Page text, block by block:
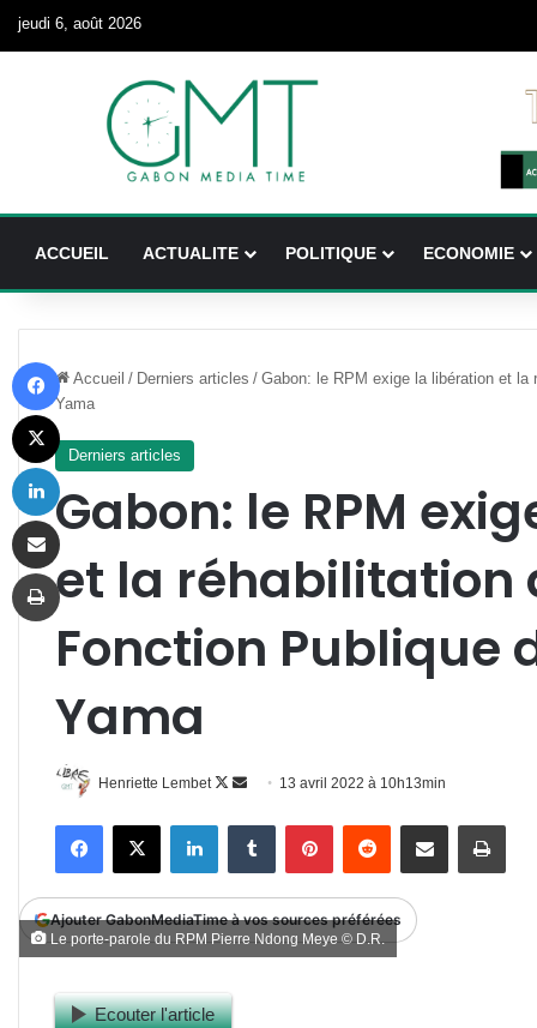
jeudi 6, août 2026
ACCUEIL ACTUALITE POLITIQUE ECONOMIE
Accueil / Derniers articles / Gabon: le RPM exige la libération et
Yama
Derniers articles
Gabon: le RPM
et la réhabilitation
Fonction Publique
Yama
Henriette Lembet
Follow
Envoyer
courriel
13 avril 2022 à 10h13min
FacebookX LinkedinTumblr PinterestReddit Partager par email
Ajouter GabonMediaTime à vos sources préférées
Le porte-parole du RPM Pierre Ndong Meye © D.R.
Ecouter l'article
X
Linkedin
Partager par email
Imprimer